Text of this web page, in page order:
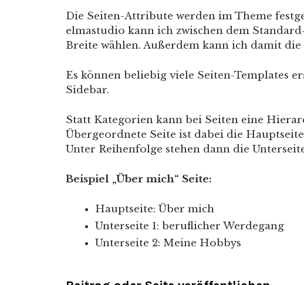
Die Seiten-Attribute werden im Theme
elmastudio kann ich zwischen dem
Breite wählen. Außerdem kann ich damit
Es können beliebig viele Seiten-Templates
Sidebar.
Statt Kategorien kann bei Seiten eine
Übergeordnete Seite ist dabei die
Unter Reihenfolge stehen dann die
Beispiel „Über mich“ Seite:
Hauptseite: Über mich
Unterseite 1: beruflicher Werdegang
Unterseite 2: Meine Hobbys